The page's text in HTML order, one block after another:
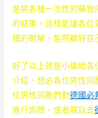
是將各種一次性的藥物
的結果，這樣能讓各位
錯的瞭解，能照顧好自
好了以上就是小編給各
介紹，想必各位男性同
位男性同胞們對德國必
進行詢問，或者親自去